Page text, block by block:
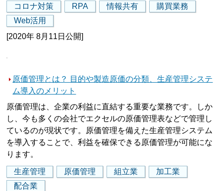
コロナ対策
RPA 情報共有
購買業務
Web活用
[2020年 8月11日公開]
原価管理とは？ 目的や製造原価の分類、生産管理システ
ム導入のメリット
原価管理は、企業の利益に直結する重要な業務です。しか
し、今も多くの会社でエクセルの原価管理表などで管理し
ているのが現状です。原価管理を備えた生産管理システム
を導入することで、利益を確保できる原価管理が可能にな
ります。
生産管理 原価管理 組立業
加工業
配合業